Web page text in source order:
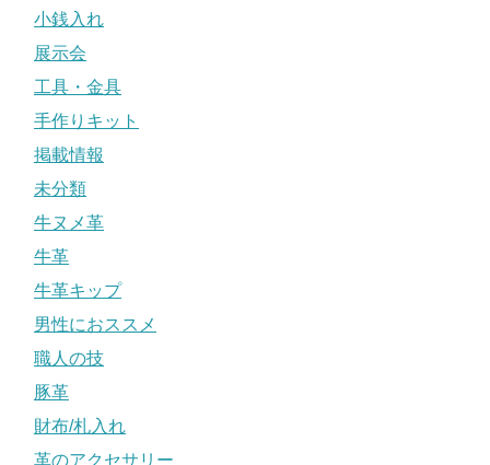
小銭入れ
展示会
工具・金具
手作りキット
掲載情報
未分類
牛ヌメ革
牛革
牛革キップ
男性におススメ
職人の技
豚革
財布/札入れ
革のアクセサリー